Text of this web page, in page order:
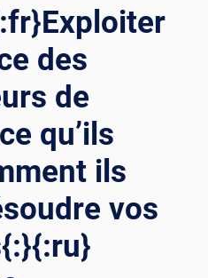
des
de
qu’ils
ils
vos